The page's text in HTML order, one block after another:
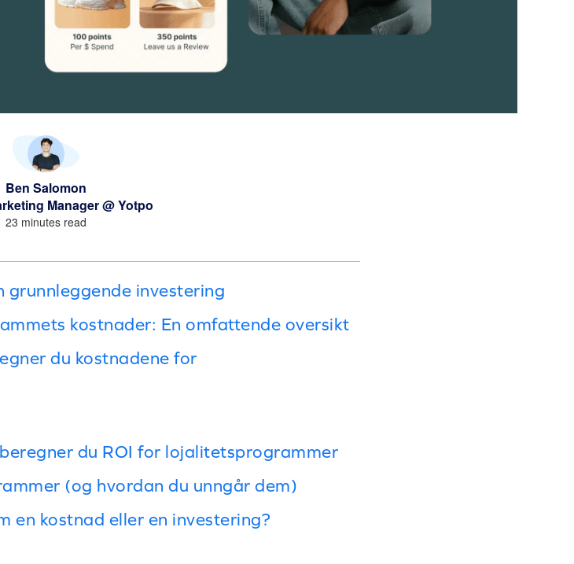
Ben Salomon
Manager @ Yotpo
23 minutes read
investering
kostnader: En omfattende oversikt
du kostnadene for
du ROI for lojalitetsprogrammer
(og hvordan du unngår dem)
en kostnad eller en investering?